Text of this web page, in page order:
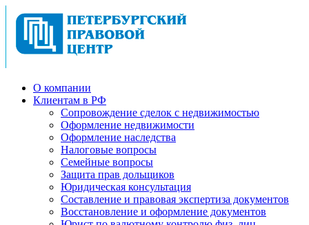
О компании
Клиентам в РФ
Cопровождение сделок с недвижимостью
Оформление недвижимости
Оформление наследства
Налоговые вопросы
Семейные вопросы
Защита прав дольщиков
Юридическая консультация
Составление и правовая экспертиза документов
Восстановление и оформление документов